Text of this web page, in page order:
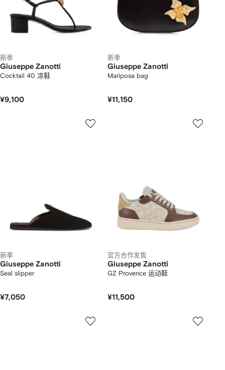
新季
Giuseppe Zanotti
Cocktail 40 凉鞋
¥9,100
新季
Giuseppe Zanotti
Mariposa bag
¥11,150
新季
Giuseppe Zanotti
Seal slipper
¥7,050
官方合作发售
Giuseppe Zanotti
GZ Provence 运动鞋
¥11,500